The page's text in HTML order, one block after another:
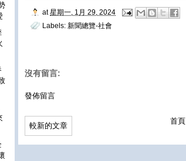
at 星期一, 1月 29, 2024
Labels: 新聞總覽-社會
沒有留言:
發佈留言
較新的文章
首頁